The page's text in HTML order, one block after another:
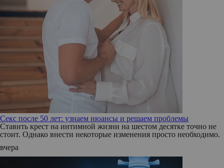
Секс после 50 лет: узнаем нюансы и решаем проблемы
Ставить крест на интимной жизни на шестом десятке точно не
стоит. Однако внести некоторые изменения просто необходимо.
вчера